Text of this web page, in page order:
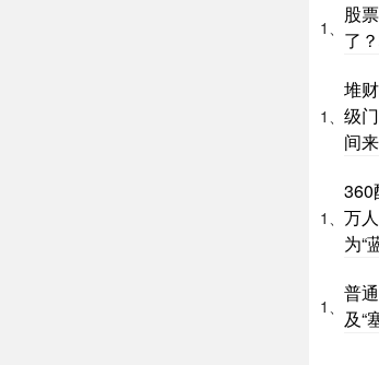
1、
股
了
1、
堆
级
间
1、
360
万
为“
1、
普
及“